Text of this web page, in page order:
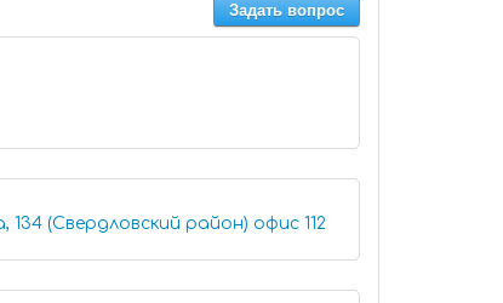
Задать вопрос
Иркутск, улица Лермонтова, 134 (Свердловский район) офис 112